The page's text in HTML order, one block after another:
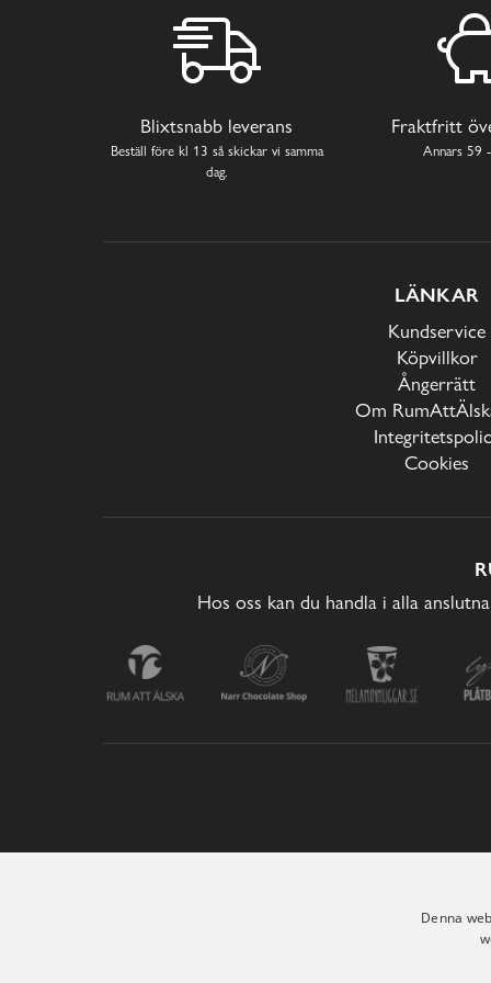
Blixtsnabb leverans
Beställ före kl 13 så skickar vi samma
dag.
Fraktfritt
Annars 59
LÄNKAR
Kundservice
Köpvillkor
Ångerrätt
Om
Cookies
Hos oss kan du handla i alla
Denna